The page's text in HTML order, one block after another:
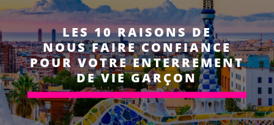
LES 10 RAISONS DE
NOUS FAIRE CONFIANCE
POUR VOTRE ENTERREMENT
DE VIE GARÇON